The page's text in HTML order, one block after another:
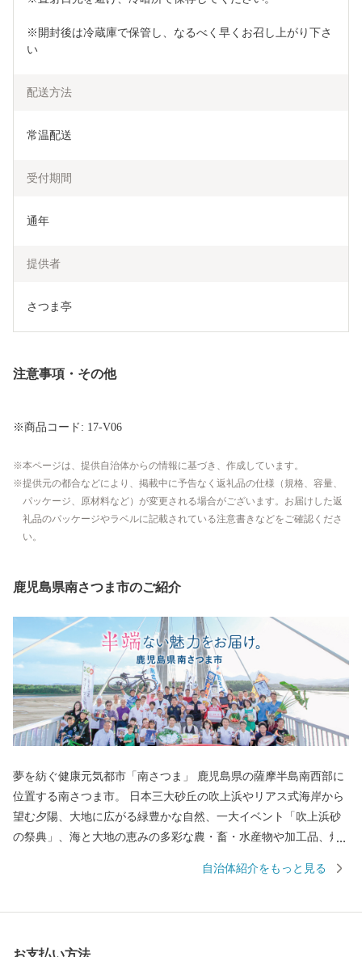
※開封後は冷蔵庫で保管し、なるべく早くお召し上がり下さ
い
配送方法
常温配送
受付期間
通年
提供者
さつま亭
注意事項・その他
※商品コード: 17-V06
本ページは、提供自治体からの情報に基づき、作成しています。
提供元の都合などにより、掲載中に予告なく返礼品の仕様（規格、容量、
パッケージ、原材料など）が変更される場合がございます。お届けした返
礼品のパッケージやラベルに記載されている注意書きなどをご確認くださ
い。
鹿児島県南さつま市のご紹介
夢を紡ぐ健康元気都市「南さつま」 鹿児島県の薩摩半島南西部に
位置する南さつま市。 日本三大砂丘の吹上浜やリアス式海岸から
望む夕陽、大地に広がる緑豊かな自然、一大イベント「吹上浜砂
の祭典」、海と大地の恵みの多彩な農・畜・水産物や加工品、焼
税を通して、南さつま市の魅力あふれる特産品をお返しさせてい
自治体紹介をもっと見る
お支払い方法